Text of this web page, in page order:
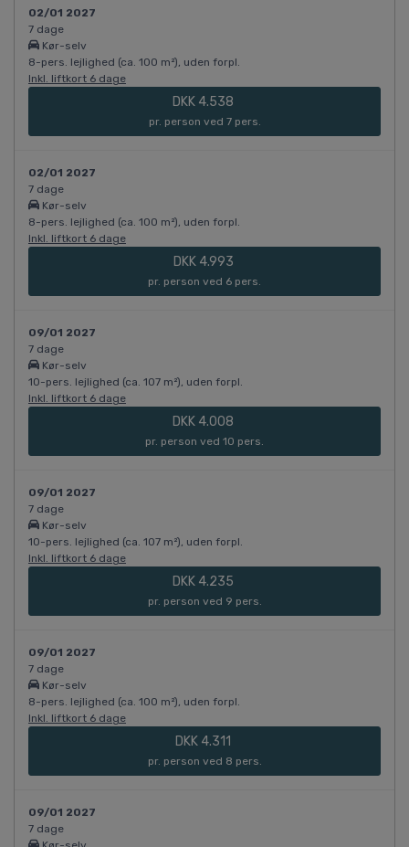
02/01 2027
7 dage
Kør-selv
8-pers. lejlighed (ca. 100 m²), uden forpl.
Inkl. liftkort 6 dage
DKK 4.538
pr. person ved 7 pers.
02/01 2027
7 dage
Kør-selv
8-pers. lejlighed (ca. 100 m²), uden forpl.
Inkl. liftkort 6 dage
DKK 4.993
pr. person ved 6 pers.
09/01 2027
7 dage
Kør-selv
10-pers. lejlighed (ca. 107 m²), uden forpl.
Inkl. liftkort 6 dage
DKK 4.008
pr. person ved 10 pers.
09/01 2027
7 dage
Kør-selv
10-pers. lejlighed (ca. 107 m²), uden forpl.
Inkl. liftkort 6 dage
DKK 4.235
pr. person ved 9 pers.
09/01 2027
7 dage
Kør-selv
8-pers. lejlighed (ca. 100 m²), uden forpl.
Inkl. liftkort 6 dage
DKK 4.311
pr. person ved 8 pers.
09/01 2027
7 dage